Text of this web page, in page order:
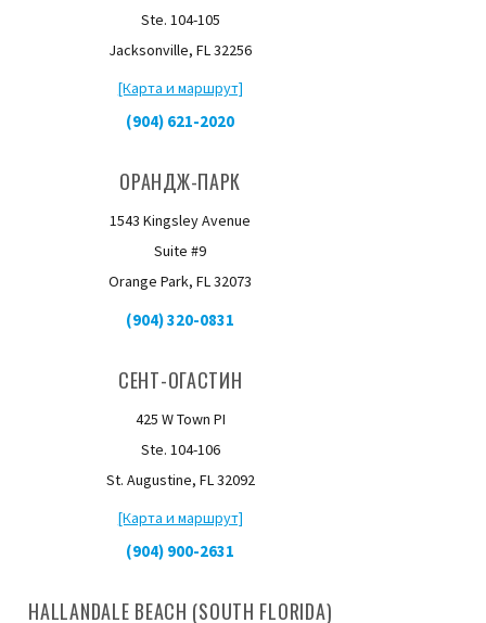
Ste. 104-105
Jacksonville, FL 32256
[Карта и маршрут]
(904) 621-2020
ОРАНДЖ-ПАРК
1543 Kingsley Avenue
Suite #9
Orange Park, FL 32073
(904) 320-0831
СЕНТ-ОГАСТИН
425 W Town PI
Ste. 104-106
St. Augustine, FL 32092
[Карта и маршрут]
(904) 900-2631
HALLANDALE BEACH (SOUTH FLORIDA)